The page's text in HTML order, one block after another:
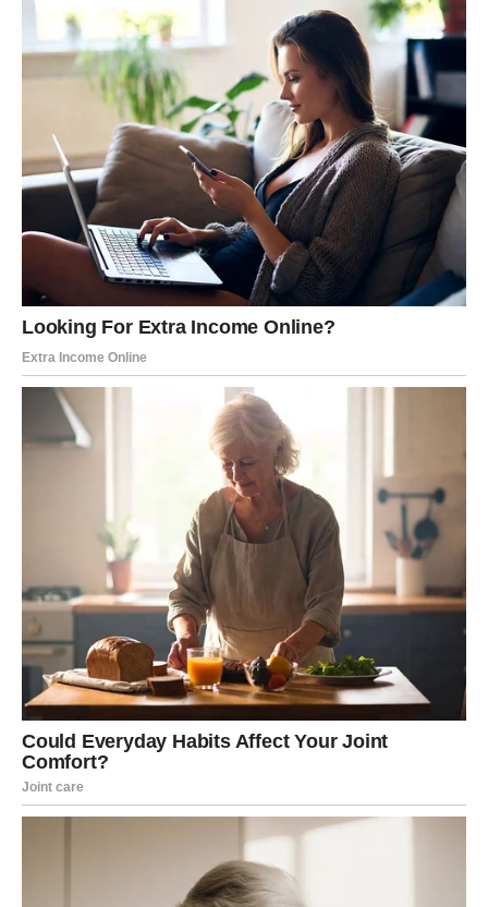
VAGA – Postavljanje granica
Bliska budućnost vas tera da konačno kažete „dosta“.
Nećete više balansirati po svaku cenu.
U ljubavi – ili dolazi do harmonije kroz iskrenost, ili do
udaljavanja ako odnos nema ravnotežu.
Promena kod vas dolazi kroz jačanje ličnih granica.
ŠKORPIJA – Razotkrivanje i novi
početak
Očekuje vas period istine. Nešto skriveno izlazi na videlo
– ali vam daje snagu, ne slabost.
U ljubavi – jaka strast, ali i mogućnost sudbinskog
Promena kod vas dolazi kroz transformaciju.
STRELAC – Nova prilika i širenje
horizonta
Dolazi vam šansa za putovanje, novi projekat ili ideju koja
menja planove.
U ljubavi – susret sa osobom koja vam otvara drugačiju